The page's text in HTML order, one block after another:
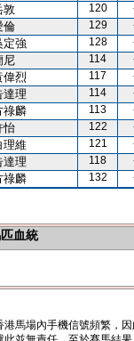
敦 120
倫 129
定強 128
尼 114
偉烈 117
達理 114
祿麟 113
怡 122
理維 121
達理 118
祿麟 132
血統
馬場內手機信號頻繁，